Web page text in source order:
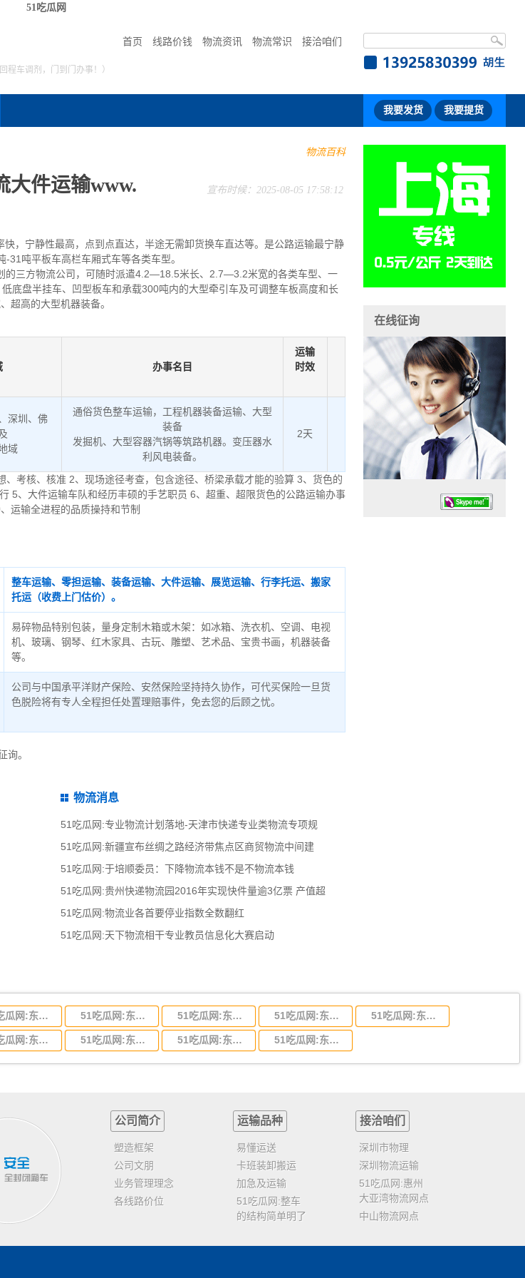
51吃瓜网
首页 线路价钱 物流资讯 物流常识 接洽咱们
程车调剂，门到门办事！）
我要发货 我要提货
物流百科
大件运输www. 宣布时候：2025-08-05 17:58:12
，宁静性最高，点到点直达，半途无需卸货换车直达等。是公路运输最宁静
31吨平板车高栏车厢式车等各类车型。
的三方物流公司，可随时派遣4.2—18.5米长、2.7—3.2米宽的各类车型、一
盘半挂车、凹型板车和承载300吨内的大型牵引车及可调整车板高度和长
超高的大型机器装备。
办事名目
运输
时效
深圳、佛
域
通俗货色整车运输，工程机器装备运输、大型
装备
发掘机、大型容器汽锅等筑路机器。变压器水
利风电装备。
2天
考核、核准 2、现场途径考查，包含途径、桥梁承载才能的验算 3、货色的
5、大件运输车队和经历丰硕的手艺职员 6、超重、超限货色的公路运输办事
运输全进程的品质操持和节制
整车运输、零担运输、装备运输、大件运输、展览运输、行李托运、搬家
托运（收费上门估价）。
易碎物品特别包装，量身定制木箱或木架：如冰箱、洗衣机、空调、电视
机、玻璃、钢琴、红木家具、古玩、雕塑、艺术品、宝贵书画，机器装备
等。
公司与中国承平洋财产保险、安然保险坚持持久协作，可代买保险一旦货
色脱险将有专人全程担任处置理赔事件，免去您的后顾之忧。
询。
物流消息
51吃瓜网:专业物流计划落地-天津市快递专业类物流专项规
51吃瓜网:新疆宣布丝绸之路经济带焦点区商贸物流中间建
51吃瓜网:于培顺委员：下降物流本钱不是不物流本钱
51吃瓜网:贵州快递物流园2016年实现快件量逾3亿票 产值超
51吃瓜网:物流业各首要停业指数全数翻红
51吃瓜网:天下物流相干专业教员信息化大赛启动
在线征询
51吃瓜网:东莞到吉林省物流运输,东莞到吉林省物流公司 51吃瓜网:东莞到甘肃省物流运输,东莞到甘肃省物流公司 51吃瓜网:东莞到陕西省物流运输,东莞到陕西省物流公司 51吃瓜网:东莞到贵州省物流运输,东莞到贵州省物流公司 51吃瓜网:东莞到四川省物流专线,东莞到四川省物流公司
51吃瓜网:东莞到江苏物流专线运输,东莞到江苏省物流公司 51吃瓜网:东莞到浙江省物流运输,东莞到浙江省物流公司 51吃瓜网:东莞到福建省物流运输,东莞到福建省物流公司 51吃瓜网:东莞到广西物流专线,东莞到广西物流公司
公司简介
塑造框架
公司文朋
业务管理理念
各线路价位
运输品种
易懂运送
卡班装卸搬运
加急及运输
51吃瓜网:整车
的结构简单明了
接洽咱们
深圳市物理
深圳物流运输
51吃瓜网:惠州
大亚湾物流网点
中山物流网点